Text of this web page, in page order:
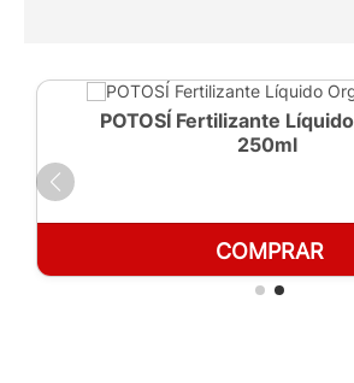
POTOSÍ Fertilizante
250ml
COMPRAR